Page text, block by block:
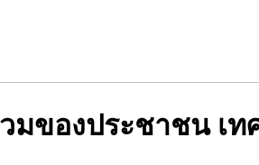
ของประชาชน เท